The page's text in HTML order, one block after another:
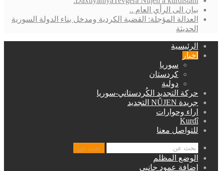
بيان الى الرأي العام ..
العدالة المؤجلة: القضية الكردية ومدخل بناء الدولة السورية
الحديثة
الرئيسية
اخبار
سوريا
كردستان
دولية
حركة التجديد الكُردستاني-سوريا
جريدة NÛJEN التجديد
اراء وحوارات
Kurdî
للتواصل معنا
بحث عن
الوضع المظلم
إضافة عمود جانبي